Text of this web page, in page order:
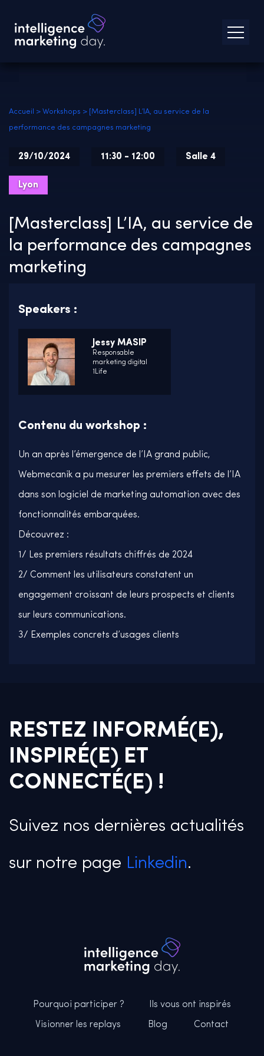
Accueil > Workshops > [Masterclass] L’IA, au service de la
performance des campagnes marketing
29/10/2024 11:30 - 12:00 Salle 4
Lyon
[Masterclass] L’IA, au service de
la performance des campagnes
marketing
Speakers :
Jessy MASIP
Responsable
marketing digital
1Life
Contenu du workshop :
Un an après l’émergence de l’IA grand public,
Webmecanik a pu mesurer les premiers effets de l’IA
dans son logiciel de marketing automation avec des
fonctionnalités embarquées.
Découvrez :
1/ Les premiers résultats chiffrés de 2024
2/ Comment les utilisateurs constatent un
engagement croissant de leurs prospects et clients
sur leurs communications.
3/ Exemples concrets d’usages clients
RESTEZ INFORMÉ(E),
INSPIRÉ(E) ET
CONNECTÉ(E) !
Suivez nos dernières actualités
sur notre page Linkedin.
Pourquoi participer ? Ils vous ont inspirés
Visionner les replays Blog Contact